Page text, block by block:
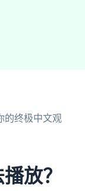
的终极中文观
放？